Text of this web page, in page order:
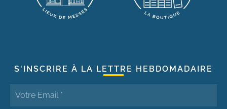
S'INSCRIRE À LA LETTRE HEBDOMADAIRE